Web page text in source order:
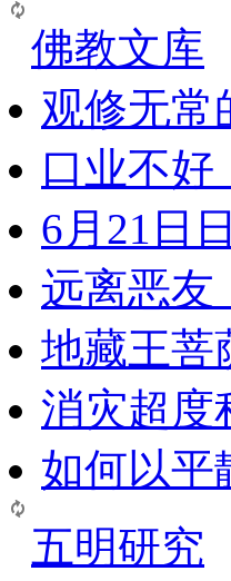
佛教文库
观修无常
口业不好
6月21日
远离恶友
地藏王菩
消灾超度
如何以平
五明研究